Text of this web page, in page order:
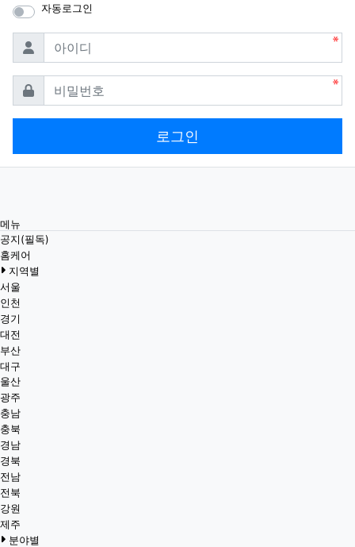
자동로그인
아이디
비밀번호
로그인
메뉴
공지(필독)
홈케어
지역별
서울
인천
경기
대전
부산
대구
울산
광주
충남
충북
경남
경북
전남
전북
강원
제주
분야별